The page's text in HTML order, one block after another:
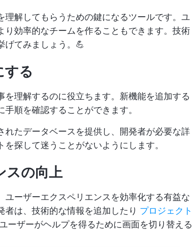
解してもらうための鍵になるツールです。ユ
効率的なチームを作ることもできます。技術
げてみましょう。💪
する
理解するのに役立ちます。新機能を追加する
順を確認することができます。
れたデータベースを提供し、開発者が必要な詳
探して迷うことがないようにします。
スの向上
ーザーエクスペリエンスを効率化する有益な
者は、技術的な情報を追加したり プロジェクト
ーザーがヘルプを得るために画面を切り替える